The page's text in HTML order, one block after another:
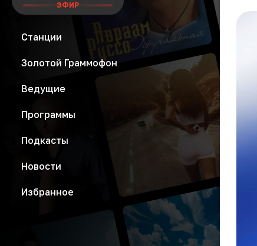
ЭФИР
Станции
Золотой Граммофон
Ведущие
Программы
Подкасты
Новости
Избранное